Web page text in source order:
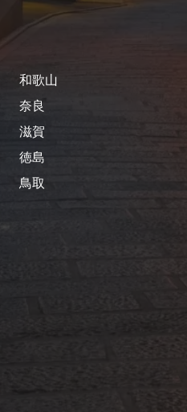
和歌山
奈良
滋賀
徳島
鳥取